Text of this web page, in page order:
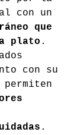
con un
que
plato .
con su
.